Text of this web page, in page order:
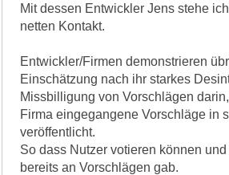
Mit dessen Entwickler Jens stehe
netten Kontakt.
Entwickler/Firmen demonstrieren
Einschätzung nach ihr starkes
Missbilligung von Vorschlägen
Firma eingegangene Vorschläge in
veröffentlicht.
So dass Nutzer votieren können
bereits an Vorschlägen gab.